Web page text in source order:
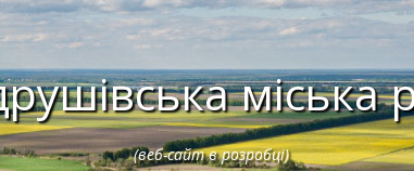
міська
(веб-сайт в розробці)